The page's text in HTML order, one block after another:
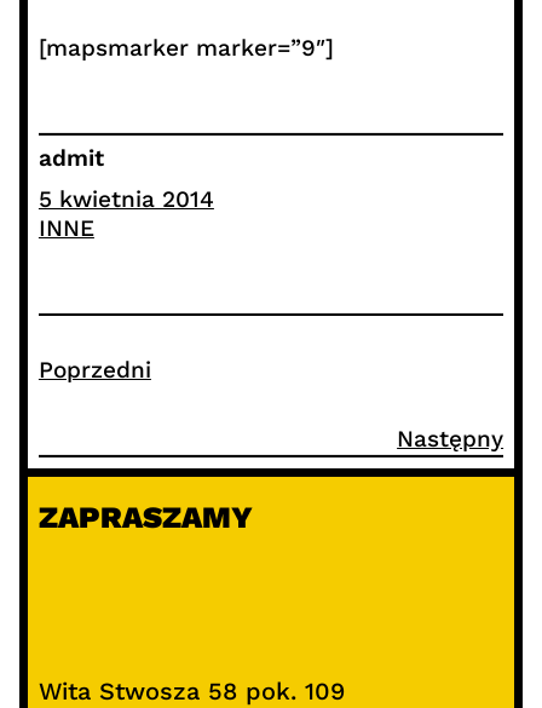
[mapsmarker marker=”9″]
admit
5 kwietnia 2014
INNE
Poprzedni
Następny
ZAPRASZAMY
Wita Stwosza 58 pok. 109